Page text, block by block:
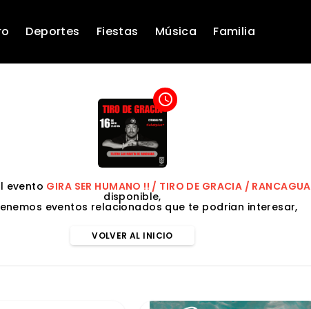
Deportes Fiestas Música Familia
access_time
evento GIRA SER HUMANO !! / TIRO DE GRACIA / RANCAGUA
disponible,
eventos relacionados que te podrian interesar,
VOLVER AL INICIO